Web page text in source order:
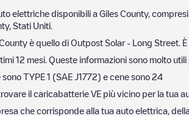
elettriche disponibili a Giles County,
, Stati Uniti
è quello di Outpost Solar - Long Street .
12 mesi. Queste informazioni sono molto
sono TYPE 1 (SAE J1772) e cene sono 24
il caricabatterie VE più vicino per la tua
che corrisponde alla tua auto elettrica,